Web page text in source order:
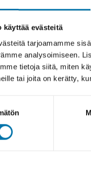
käyttää evästeitä
tarjoamamme
analysoimiseen.
tietoja siitä, miten
tai joita on kerätty,